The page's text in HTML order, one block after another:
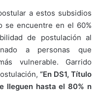
a estos subsidios
se encuentre en el 60%
de postulación al
a personas que
vulnerable. Garrido
“En DS1, Título
lleguen hasta el 80% n